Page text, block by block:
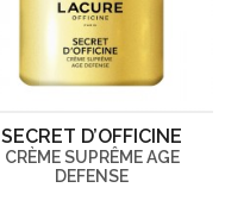
SECRET D’OFFICINE
CRÈME SUPRÊME AGE
DEFENSE